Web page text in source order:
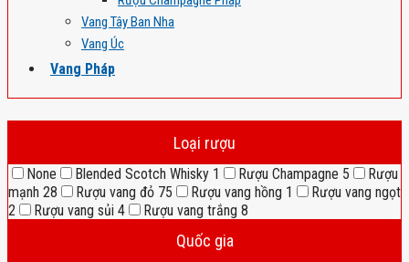
Vang Tây Ban Nha
Vang Úc
Vang Pháp
Loại rượu
None Blended Scotch Whisky 1 Rượu Champagne 5
Rượu
mạnh 28 Rượu vang đỏ 75 Rượu vang hồng 1
Rượu vang ngọt
2
Rượu vang sủi 4 Rượu vang trắng 8
Quốc gia